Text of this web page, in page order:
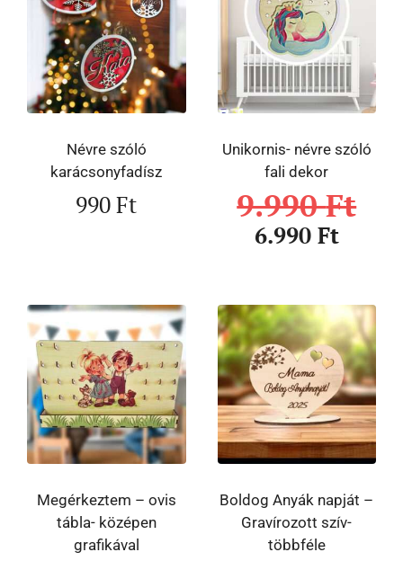
Névre szóló
karácsonyfadísz
990Ft
Unikornis- névre szóló
fali dekor
9.990Ft
6.990 Ft
Megérkeztem – ovis
tábla- középen
grafikával
Boldog Anyák napját –
Gravírozott szív-
többféle